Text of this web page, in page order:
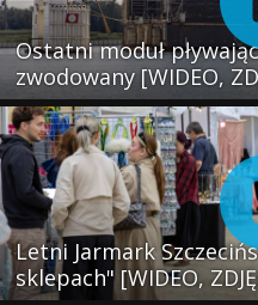
Ostatni moduł
zwodowany [WIDEO,
Letni Jarmark
sklepach" [WIDEO,